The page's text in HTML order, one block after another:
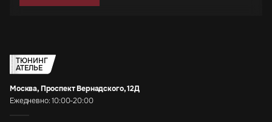
ТЮНИНГ
АТЕЛЬЕ
Москва, Проспект Вернадского, 12Д
Ежедневно: 10:00-20:00